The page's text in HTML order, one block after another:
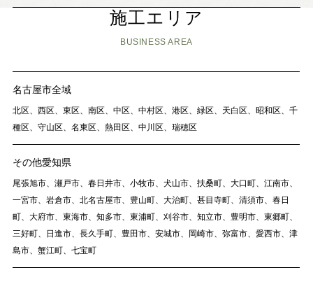
施工エリア
BUSINESS AREA
名古屋市全域
北区、西区、東区、南区、中区、中村区、港区、緑区、天白区、昭和区、千
種区、守山区、名東区、熱田区、中川区、瑞穂区
その他愛知県
尾張旭市、瀬戸市、春日井市、小牧市、犬山市、扶桑町、大口町、江南市、
一宮市、岩倉市、北名古屋市、豊山町、大治町、甚目寺町、清須市、春日
町、大府市、東海市、知多市、東浦町、刈谷市、知立市、豊明市、東郷町、
三好町、日進市、長久手町、豊田市、安城市、岡崎市、弥富市、愛西市、津
島市、蟹江町、七宝町